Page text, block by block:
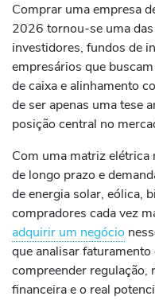
Comprar uma empresa
2026 tornou-se uma
investidores, fundos de
empresários que
de caixa e alinhamento
de ser apenas uma tese
posição central no
Com uma matriz
de longo prazo e
de energia solar, eólica,
compradores cada vez
adquirir um negócio
que analisar
compreender
financeira e o real